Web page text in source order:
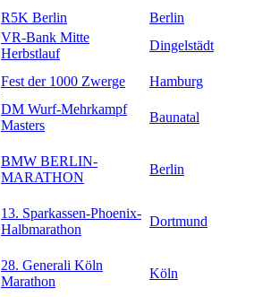
R5K Berlin
Berlin
VR-Bank Mitte
Herbstlauf
Dingelstädt
Fest der 1000 Zwerge
Hamburg
DM Wurf-Mehrkampf
Masters
Baunatal
BMW BERLIN-
MARATHON
Berlin
13. Sparkassen-Phoenix-
Halbmarathon
Dortmund
28. Generali Köln
Marathon
Köln